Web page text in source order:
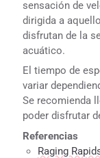
sensación de
dirigida a
disfrutan de la
acuático.
El tiempo de
variar
Se recomienda
poder disfrutar
Referencias
Raging